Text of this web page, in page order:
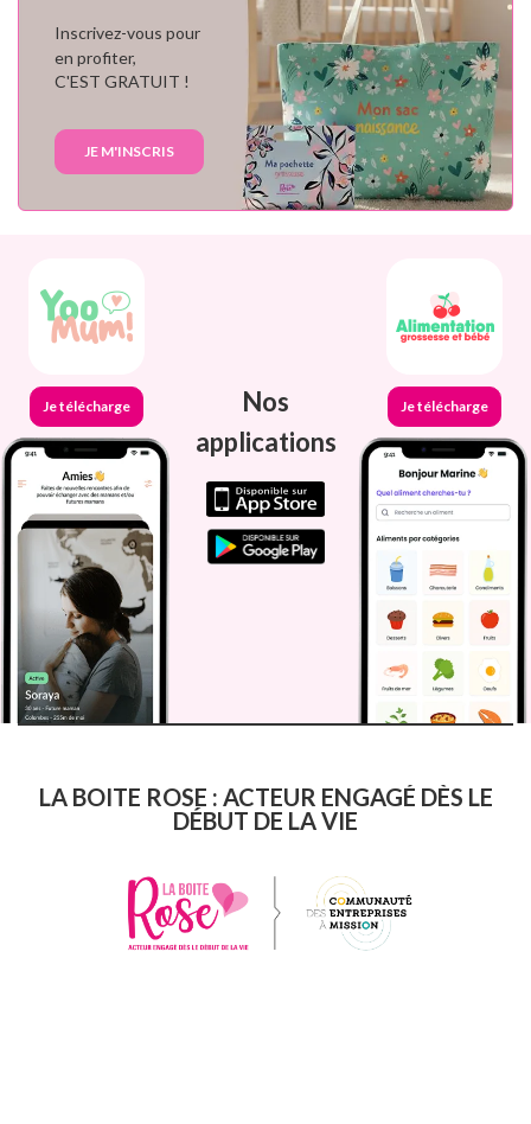
Inscrivez-vous pour
en profiter,
C'EST GRATUIT !
JE M'INSCRIS
Je télécharge
Nos
applications
Je télécharge
LA BOITE ROSE : ACTEUR ENGAGÉ DÈS LE
DÉBUT DE LA VIE